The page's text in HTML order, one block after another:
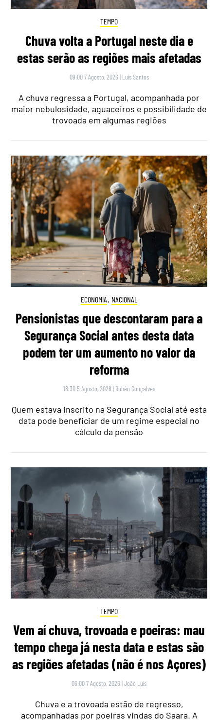
TEMPO
Chuva volta a Portugal neste dia e
estas serão as regiões mais afetadas
09:00 7 Agosto, 2026 | Luís Santos
A chuva regressa a Portugal, acompanhada por
maior nebulosidade, aguaceiros e possibilidade de
trovoada em algumas regiões
ECONOMIA , NACIONAL
Pensionistas que descontaram para a
Segurança Social antes desta data
podem ter um aumento no valor da
reforma
18:30 5 Agosto, 2026 | Rubén Gonçalves
Quem estava inscrito na Segurança Social até esta
data pode beneficiar de um regime especial no
cálculo da pensão
TEMPO
Vem aí chuva, trovoada e poeiras: mau
tempo chega já nesta data e estas são
as regiões afetadas (não é nos Açores)
06:00 7 Agosto, 2026 |João Luís
Chuva e a trovoada estão de regresso,
acompanhadas por poeiras vindas do Saara. A